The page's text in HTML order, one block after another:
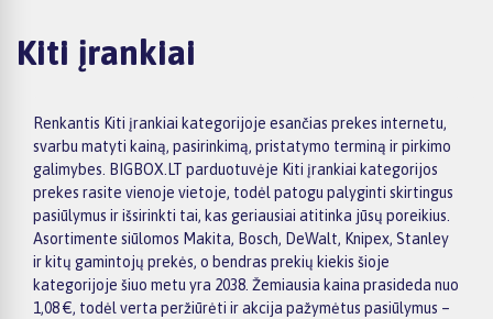
Kiti įrankiai
Renkantis Kiti įrankiai kategorijoje esančias prekes internetu,
svarbu matyti kainą, pasirinkimą, pristatymo terminą ir pirkimo
galimybes. BIGBOX.LT parduotuvėje Kiti įrankiai kategorijos
prekes rasite vienoje vietoje, todėl patogu palyginti skirtingus
pasiūlymus ir išsirinkti tai, kas geriausiai atitinka jūsų poreikius.
Asortimente siūlomos Makita, Bosch, DeWalt, Knipex, Stanley
ir kitų gamintojų prekės, o bendras prekių kiekis šioje
kategorijoje šiuo metu yra 2038. Žemiausia kaina prasideda nuo
1,08 €, todėl verta peržiūrėti ir akcija pažymėtus pasiūlymus –